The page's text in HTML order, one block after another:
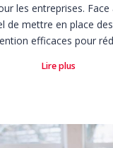
les entreprises. Face
de mettre en place
efficaces pour
Lire plus